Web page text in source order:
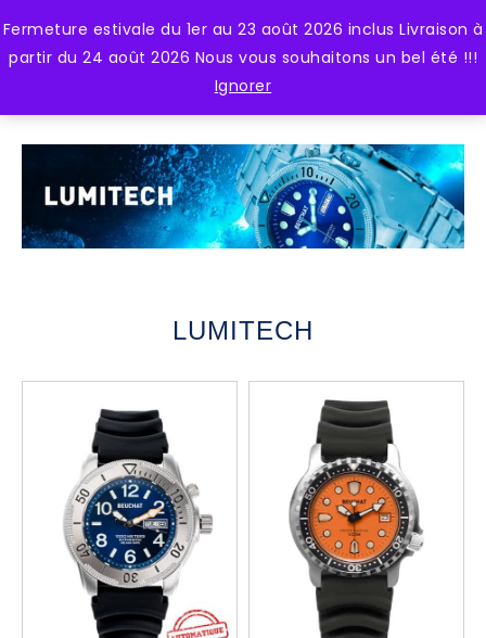
Fermeture estivale du 1er au 23 août 2026 inclus Livraison à
partir du 24 août 2026 Nous vous souhaitons un bel été !!!
Ignorer
0
LUMITECH